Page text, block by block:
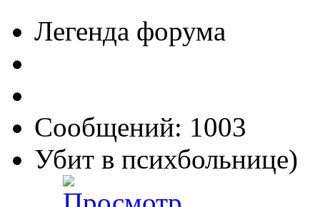
Легенда форума
Сообщений: 1003
Убит в психбольнице)